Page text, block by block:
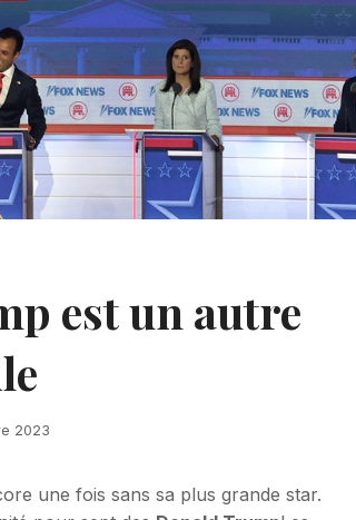
est un autre
2023
une fois sans sa plus grande star.